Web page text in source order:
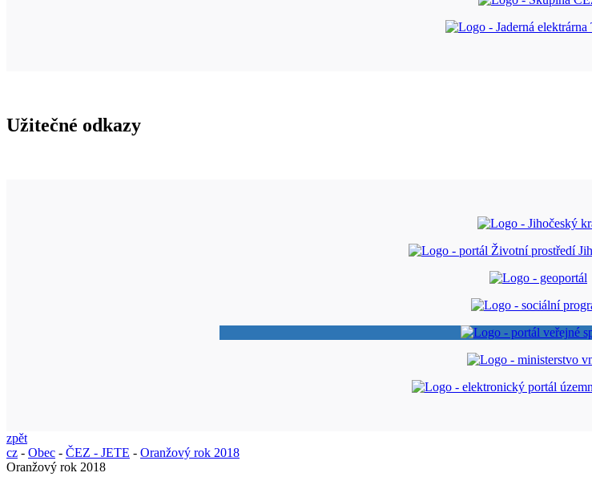
Užitečné odkazy
zpět
cz - Obec - ČEZ - JETE - Oranžový rok 2018
Oranžový rok 2018